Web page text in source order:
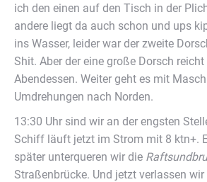
ich den einen auf den Tisch in der
andere liegt da auch schon und ups
ins Wasser, leider war der zweite
Shit. Aber der eine große Dorsch
Abendessen. Weiter geht es mit
Umdrehungen nach Norden.
13:30 Uhr sind wir an der engsten
Schiff läuft jetzt im Strom mit 8 ktn+.
später unterqueren wir die
Straßenbrücke. Und jetzt verlassen wir